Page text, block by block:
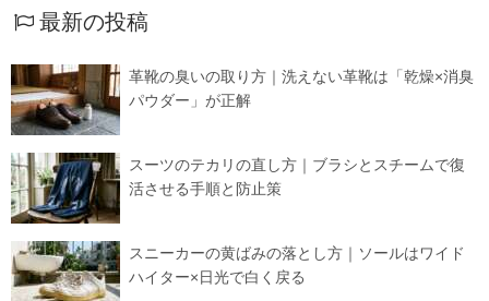
最新の投稿
革靴の臭いの取り方｜洗えない革靴は「乾燥×消臭
パウダー」が正解
スーツのテカリの直し方｜ブラシとスチームで復
活させる手順と防止策
スニーカーの黄ばみの落とし方｜ソールはワイド
ハイター×日光で白く戻る